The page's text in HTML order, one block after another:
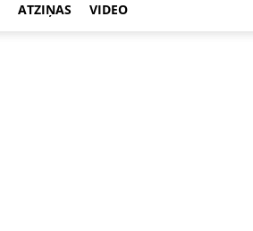
ATZIŅAS VIDEO